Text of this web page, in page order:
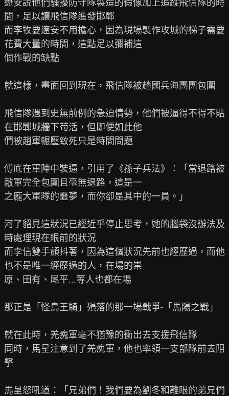
遼安說他們騷擾防守隊製造的假像加上追蹤飛信隊的時
間，足以讓飛信隊進發邯鄲
而李牧要遼安不用擔心，因為現場製作攻城的梯子需要
花費大量的時間，這點足以彌補這
個作戰的缺點
就這樣，畫面回到現在，飛信隊被趙國兵海團團包圍
飛信隊遇到史無前例的急迫情勢，他們被逼得不得不貼
在邯鄲城牆下苟活，但即便如此他
們被趙軍輾壓致死只是時間問題
傅底在軍陣中裝逼，引用了《孫子兵法》：「當退路被
敵軍完全包圍且毫無退路，這是一
之龐大軍隊的噩夢，而你卻是其中的一員。」
河了貂見這狀況已經近乎停止思考，她的腦袋沒辦法及
時處理現在眼前的狀況
而李信雙手顫抖著，因為這個狀況先前也經歷過，而他
也不是唯一經歷過的人，在場的崇
原、田有、尾平...等人也都在場
那正是「怪鳥王騎」殞落的那一場戰爭-「馬陽之戰」
就在此時，羌瘣軍毫不猶豫的衝出去支援飛信隊
同時，馬呈注意到了羌瘣軍，他也率領一支部隊前去阻
擊
馬呈怒吼道：「兄弟們！我們要為劉冬和離眼的弟兄們